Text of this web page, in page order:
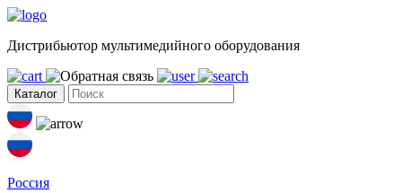
Дистрибьютор мультимедийного оборудования
Каталог
Россия